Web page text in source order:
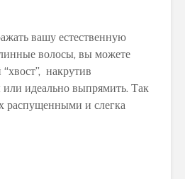
вашу естественную
волосы, вы можете
накрутив
идеально выпрямить. Так
распущенными и слегка